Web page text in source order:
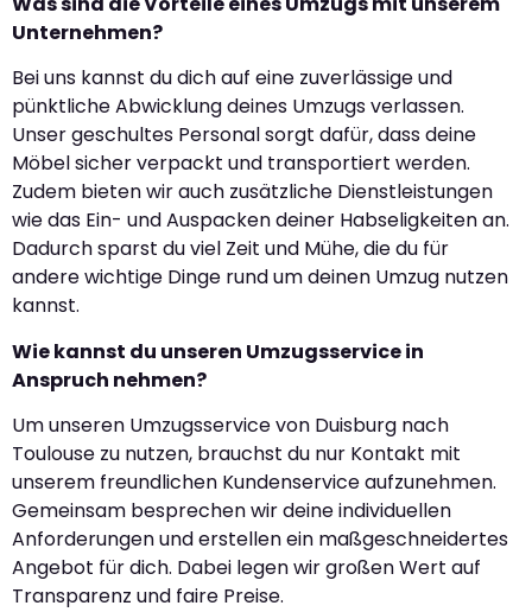
Unternehmen?
Bei uns kannst du dich auf eine zuverlässige und
pünktliche Abwicklung deines Umzugs verlassen.
Unser geschultes Personal sorgt dafür, dass deine
Möbel sicher verpackt und transportiert werden.
Zudem bieten wir auch zusätzliche Dienstleistungen
wie das Ein- und Auspacken deiner Habseligkeiten an.
Dadurch sparst du viel Zeit und Mühe, die du für
andere wichtige Dinge rund um deinen Umzug nutzen
kannst.
Wie kannst du unseren Umzugsservice in
Anspruch nehmen?
Um unseren Umzugsservice von Duisburg nach
Toulouse zu nutzen, brauchst du nur Kontakt mit
unserem freundlichen Kundenservice aufzunehmen.
Gemeinsam besprechen wir deine individuellen
Anforderungen und erstellen ein maßgeschneidertes
Angebot für dich. Dabei legen wir großen Wert auf
Transparenz und faire Preise.